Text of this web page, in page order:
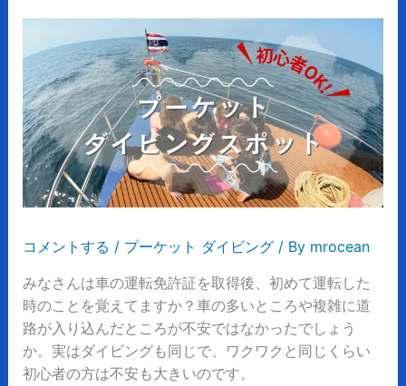
ュ
ー
コメントする / プーケット ダイビング/ By mrocean
みなさんは車の運転免許証を取得後、初めて運転した
時のことを覚えてますか？車の多いところや複雑に道
路が入り込んだところが不安ではなかったでしょう
か。実はダイビングも同じで、ワクワクと同じくらい
初心者の方は不安も大きいのです。